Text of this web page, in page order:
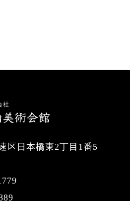
社
区日本橋東2丁目1番5